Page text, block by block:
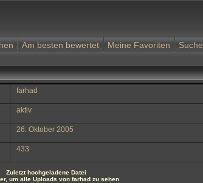
Am besten bewertet Meine Favoriten Suche
farhad
aktiv
26. Oktober 2005
433
Zuletzt hochgeladene Datei
um alle Uploads von farhad zu sehen